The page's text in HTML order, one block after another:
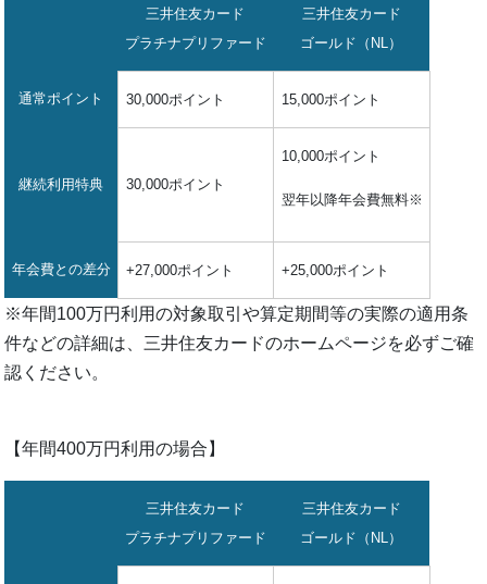
三井住友カード
プラチナプリファード
三井住友カード
ゴールド（NL）
通常ポイント 30,000ポイント 15,000ポイント
継続利用特典 30,000ポイント
10,000ポイント
翌年以降年会費無料※
年会費との差分 +27,000ポイント +25,000ポイント
※年間100万円利用の対象取引や算定期間等の実際の適用条
件などの詳細は、三井住友カードのホームページを必ずご確
認ください。
【年間400万円利用の場合】
三井住友カード
プラチナプリファード
三井住友カード
ゴールド（NL）